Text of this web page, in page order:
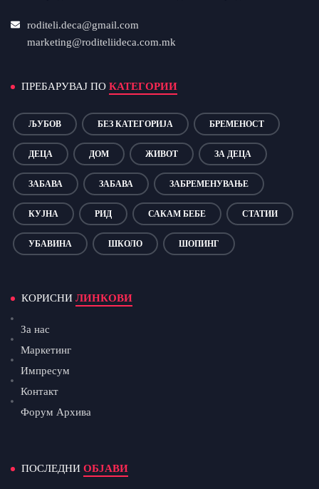
roditeli.deca@gmail.com
marketing@roditeliideca.com.mk
ПРЕБАРУВАЈ ПО КАТЕГОРИИ
ЉУБОВ БЕЗ КАТЕГОРИЈА БРЕМЕНОСТ
ДЕЦА ДОМ ЖИВОТ ЗА ДЕЦА
ЗАБАВА ЗАБАВА ЗАБРЕМЕНУВАЊЕ
КУЈНА РИД САКАМ БЕБЕ СТАТИИ
УБАВИНА ШКОЛО ШОПИНГ
КОРИСНИ ЛИНКОВИ
За нас
Маркетинг
Импресум
Контакт
Форум Архива
ПОСЛЕДНИ ОБЈАВИ